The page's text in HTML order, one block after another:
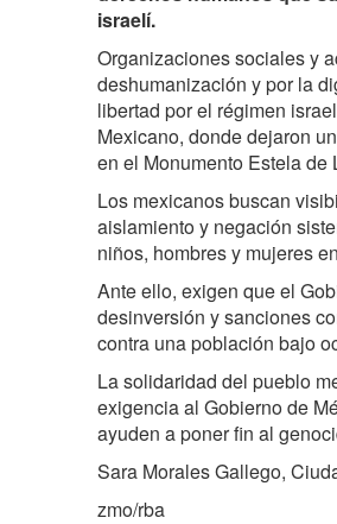
israelí.
Organizaciones sociales y
deshumanización y por la
libertad por el régimen
Mexicano, donde dejaron
en el Monumento Estela de
Los mexicanos buscan
aislamiento y negación
niños, hombres y mujeres
Ante ello, exigen que el
desinversión y sanciones
contra una población bajo
La solidaridad del pueblo
exigencia al Gobierno de
ayuden a poner fin al
Sara Morales Gallego,
zmo/rba